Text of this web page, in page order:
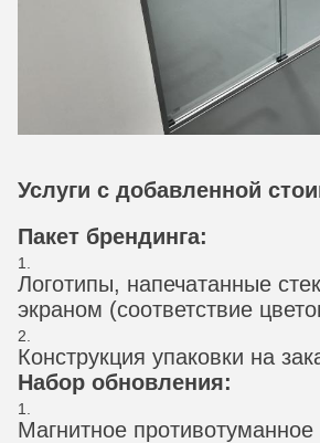
Услуги с добавленной
Пакет брендинга:
Логотипы, напечатанные
экраном (соответствие
Конструкция упаковки на
Набор обновления:
Магнитное противотуманное